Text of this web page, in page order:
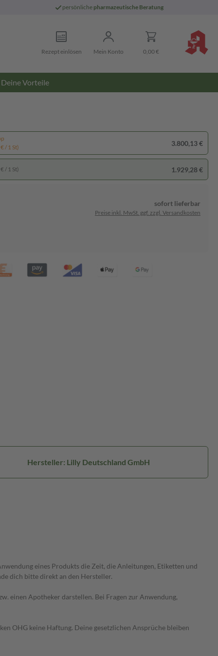
persönliche pharmazeutische Beratung
Rezept einlösen Mein Konto 0,00 €
Deine Vorteile
/ 1 St)
3.800,13 €
/ 1 St) 1.929,28 €
sofort lieferbar
Preise inkl. MwSt. ggf. zzgl. Versandkosten
Hersteller: Lilly Deutschland GmbH
eines Produkts die Zeit, die Anleitungen, Etiketten und
dich bitte direkt an den Hersteller.
einen Apotheker darstellen. Bei Fragen zur Anwendung,
OHG keine Haftung. Deine gesetzlichen Ansprüche bleiben